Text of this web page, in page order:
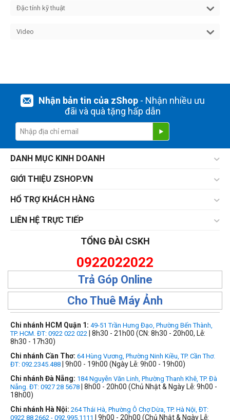
Đặc tính kỹ thuật
Video
Nhận bản tin của zShop- Nhận nhiều ưu
đãi và quà tặng hấp dẫn
DANH MỤC KINH DOANH
GIỚI THIỆU ZSHOP.VN
HỔ TRỢ KHÁCH HÀNG
LIÊN HỆ TRỰC TIẾP
TỔNG ĐÀI CSKH
0922022022
Trả Góp Online
Cho Thuê Máy Ảnh
Chi nhánh HCM Quận 1: 49-51 Trần Hưng Đạo, Phường Bến Thành,
TP. HCM. ĐT: 0922 022 022 | 8h30 - 21h00 (CN: 8h30 - 20h00, Lễ:
8h30 - 17h30)
Chi nhánh Cần Thơ: 64 Hùng Vương, Phường Ninh Kiều, TP. Cần Thơ.
ĐT: 092.2345.488 | 9h00 - 19h00 (Ngày Lễ: 9h00 - 19h00)
Chi nhánh Đà Nẵng: 184 Nguyễn Văn Linh, Phường Thanh Khê, TP. Đà
Nẵng. ĐT: 0927 28 5678 | 8h00 - 20h00 (Chủ Nhật & Ngày Lễ: 9h00 -
18h00)
Chi nhánh Hà Nội: 264 Thái Hà, Phường Ô Chợ Dừa, TP. Hà Nội, ĐT:
0922 88 2662 - 092.995.1111
| 9h00 - 20h00 (Chủ Nhật & Ngày Lễ: